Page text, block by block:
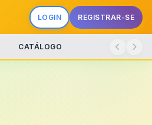
LOGIN REGISTRAR-SE
CATÁLOGO